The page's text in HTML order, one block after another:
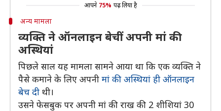
आपने 75% पढ़ लिया है
अन्य मामला
व्यक्ति ने ऑनलाइन बेचीं अपनी मां की
अस्थियां
पिछले साल यह मामला सामने आया था कि एक व्यक्ति ने
पैसे कमाने के लिए अपनी मां की अस्थियां ही ऑनलाइन
बेच दी थी।
उसने फेसबुक पर अपनी मां की राख की 2 शीशियां 30